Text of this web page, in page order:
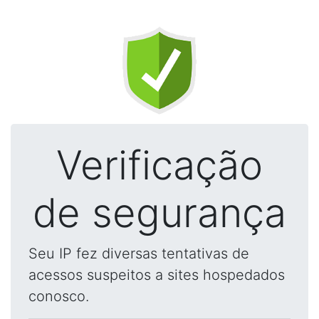
Verificação
de segurança
Seu IP fez diversas tentativas de
acessos suspeitos a sites hospedados
conosco.